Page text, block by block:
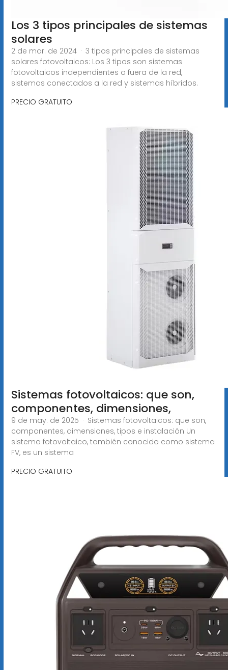
Los 3 tipos principales de sistemas
solares
2 de mar. de 2024 · 3 tipos principales de sistemas
solares fotovoltaicos: Los 3 tipos son sistemas
fotovoltaicos independientes o fuera de la red,
sistemas conectados a la red y sistemas híbridos.
PRECIO GRATUITO
Sistemas fotovoltaicos: que son,
componentes, dimensiones,
9 de may. de 2025 · Sistemas fotovoltaicos: que son,
componentes, dimensiones, tipos e instalación Un
sistema fotovoltaico, también conocido como sistema
FV, es un sistema
PRECIO GRATUITO